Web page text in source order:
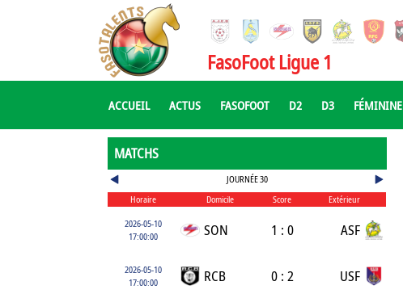
FasoFoot Ligue 1
ACCUEIL ACTUS FASOFOOT D2 D3 FÉMININE
MATCHS
JOURNÉE 30
Horaire
Domicile Score
Extérieur
2026-05-10
17:00:00
SON 1 : 0 ASF
2026-05-10
17:00:00
RCB 0 : 2 USF